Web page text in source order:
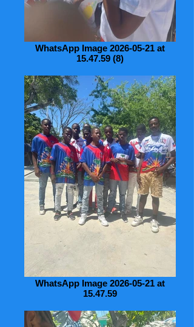
WhatsApp Image 2026-05-21 at
15.47.59 (8)
WhatsApp Image 2026-05-21 at
15.47.59